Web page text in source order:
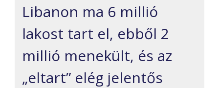
Libanon ma 6 millió
lakost tart el, ebből 2
millió menekült, és az
„eltart” elég jelentős